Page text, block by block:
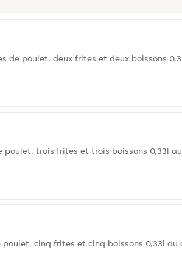
de poulet, deux frites et deux boissons
poulet, trois frites et trois boissons 0,33l
cinq frites et cinq boissons 0,33l au